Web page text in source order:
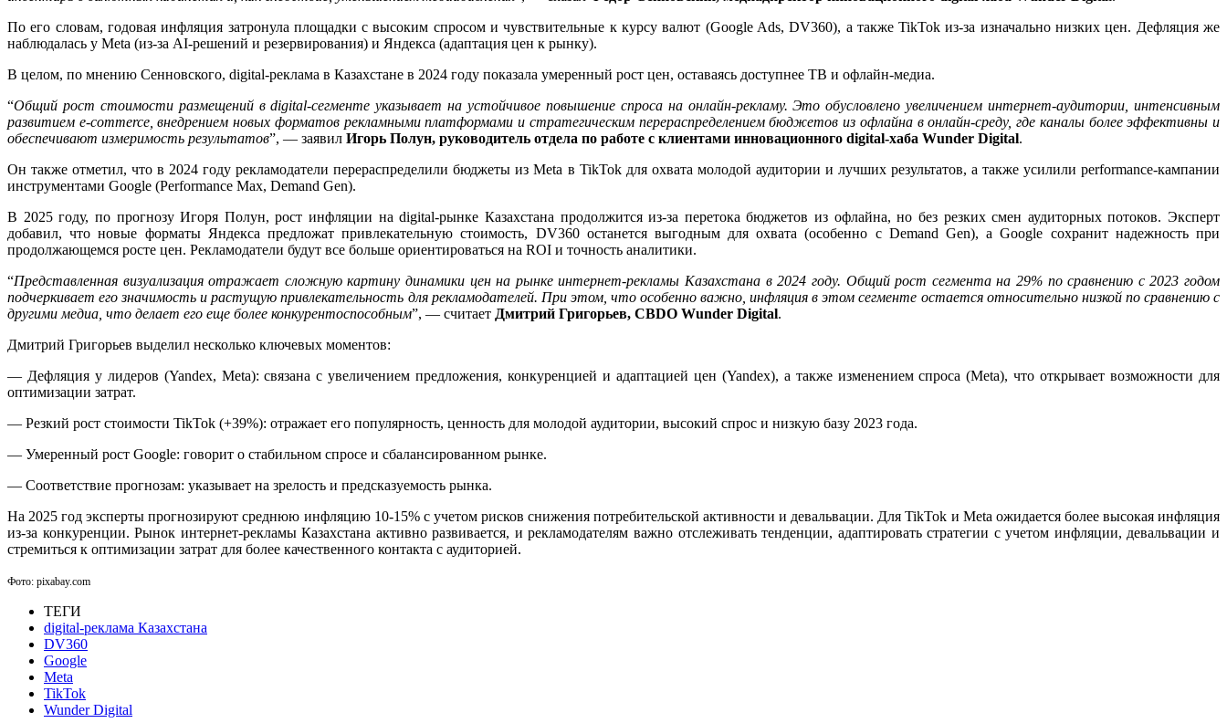
По его словам, годовая инфляция затронула площадки с высоким спросом и чувствительные к курсу валют (Google Ads, DV360), а также TikTok из-за изначально низких цен. Дефляция же
наблюдалась у Meta (из-за AI-решений и резервирования) и Яндекса (адаптация цен к рынку).
В целом, по мнению Сенновского, digital-реклама в Казахстане в 2024 году показала умеренный рост цен, оставаясь доступнее ТВ и офлайн-медиа.
“Общий рост стоимости размещений в digital-сегменте указывает на устойчивое повышение спроса на онлайн-рекламу. Это обусловлено увеличением интернет-аудитории, интенсивным
развитием e-commerce, внедрением новых форматов рекламными платформами и стратегическим перераспределением бюджетов из офлайна в онлайн-среду, где каналы более эффективны и
обеспечивают измеримость результатов”, — заявил Игорь Полун, руководитель отдела по работе с клиентами инновационного digital-хаба Wunder Digital.
Он также отметил, что в 2024 году рекламодатели перераспределили бюджеты из Meta в TikTok для охвата молодой аудитории и лучших результатов, а также усилили performance-кампании
инструментами Google (Performance Max, Demand Gen).
В 2025 году, по прогнозу Игоря Полун, рост инфляции на digital-рынке Казахстана продолжится из-за перетока бюджетов из офлайна, но без резких смен аудиторных потоков. Эксперт
добавил, что новые форматы Яндекса предложат привлекательную стоимость, DV360 останется выгодным для охвата (особенно с Demand Gen), а Google сохранит надежность при
продолжающемся росте цен. Рекламодатели будут все больше ориентироваться на ROI и точность аналитики.
“Представленная визуализация отражает сложную картину динамики цен на рынке интернет-рекламы Казахстана в 2024 году. Общий рост сегмента на 29% по сравнению с 2023 годом
подчеркивает его значимость и растущую привлекательность для рекламодателей. При этом, что особенно важно, инфляция в этом сегменте остается относительно низкой по сравнению с
другими медиа, что делает его еще более конкурентоспособным”, — считает Дмитрий Григорьев, CBDO Wunder Digital.
Дмитрий Григорьев выделил несколько ключевых моментов:
— Дефляция у лидеров (Yandex, Meta): связана с увеличением предложения, конкуренцией и адаптацией цен (Yandex), а также изменением спроса (Meta), что открывает возможности для
оптимизации затрат.
— Резкий рост стоимости TikTok (+39%): отражает его популярность, ценность для молодой аудитории, высокий спрос и низкую базу 2023 года.
— Умеренный рост Google: говорит о стабильном спросе и сбалансированном рынке.
— Соответствие прогнозам: указывает на зрелость и предсказуемость рынка.
На 2025 год эксперты прогнозируют среднюю инфляцию 10-15% с учетом рисков снижения потребительской активности и девальвации. Для TikTok и Meta ожидается более высокая инфляция
из-за конкуренции. Рынок интернет-рекламы Казахстана активно развивается, и рекламодателям важно отслеживать тенденции, адаптировать стратегии с учетом инфляции, девальвации и
стремиться к оптимизации затрат для более качественного контакта с аудиторией.
Фото: pixabay.com
ТЕГИ
digital-реклама Казахстана
DV360
Google
Meta
TikTok
Wunder Digital